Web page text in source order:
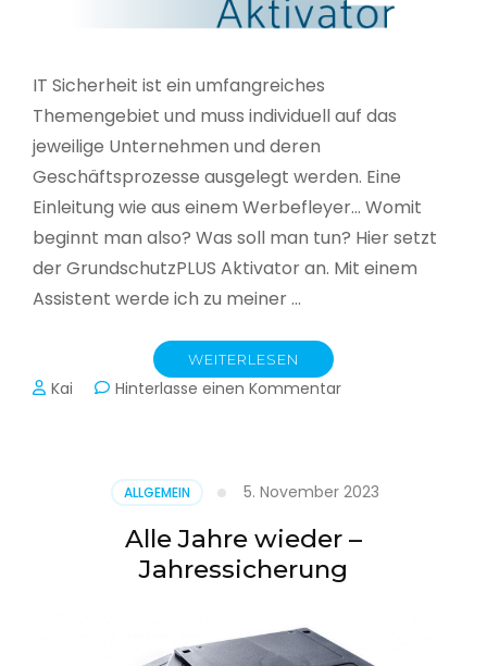
IT Sicherheit ist ein umfangreiches
Themengebiet und muss individuell auf das
jeweilige Unternehmen und deren
Geschäftsprozesse ausgelegt werden. Eine
Einleitung wie aus einem Werbefleyer… Womit
beginnt man also? Was soll man tun? Hier setzt
der GrundschutzPLUS Aktivator an. Mit einem
Assistent werde ich zu meiner …
WEITERLESEN
Kai Hinterlasse einen Kommentarzu
ALLGEMEIN 5. November 2023
Alle Jahre wieder –
Jahressicherung